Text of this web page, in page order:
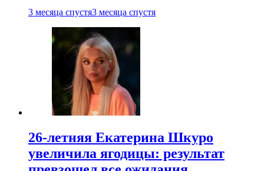
3 месяца спустя3 месяца спустя
26-летняя Екатерина Шкуро
увеличила ягодицы: результат